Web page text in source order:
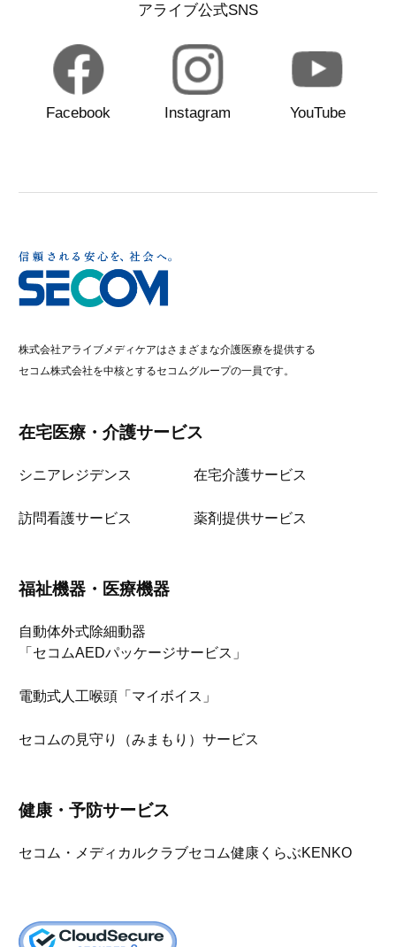
アライブ公式SNS
Facebook Instagram YouTube
株式会社アライブメディケアはさまざまな介護医療を提供する
セコム株式会社を中核とするセコムグループの一員です。
在宅医療・介護サービス
シニアレジデンス 在宅介護サービス
訪問看護サービス 薬剤提供サービス
福祉機器・医療機器
自動体外式除細動器
「セコムAEDパッケージサービス」
電動式人工喉頭「マイボイス」
セコムの見守り（みまもり）サービス
健康・予防サービス
セコム・メディカルクラブセコム健康くらぶKENKO